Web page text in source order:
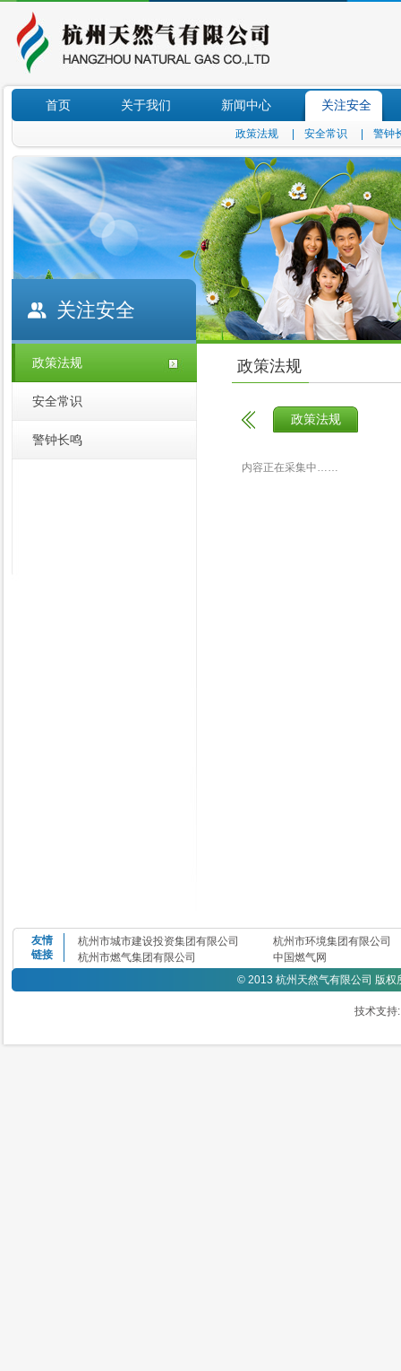
首页 关于我们 新闻中心 关注安全
政策法规 安全常识 警钟
关注安全
政策法规
安全常识
警钟长鸣
政策法规
政策法规
友情
链接
杭州市城市建设投资集团有限公司
杭州市环境集团有限公司
杭州市燃气集团有限公司
中国燃气网
© 2013 杭州天然气有限公司 版权
技术支持: